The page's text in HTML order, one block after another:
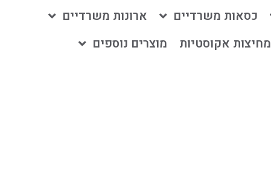
כסאות משרדיים
ארונות משרדיים
מחיצות אקוסטיות מוצרים נוספים